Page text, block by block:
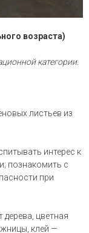
возраста)
категории.
листьев из
интерес к
познакомить с
при
цветная
клей —